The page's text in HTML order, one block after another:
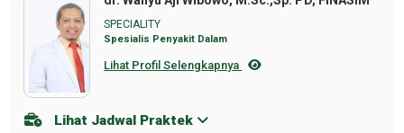
SPECIALITY
Spesialis Penyakit Dalam
Lihat Profil Selengkapnya
Lihat Jadwal Praktek